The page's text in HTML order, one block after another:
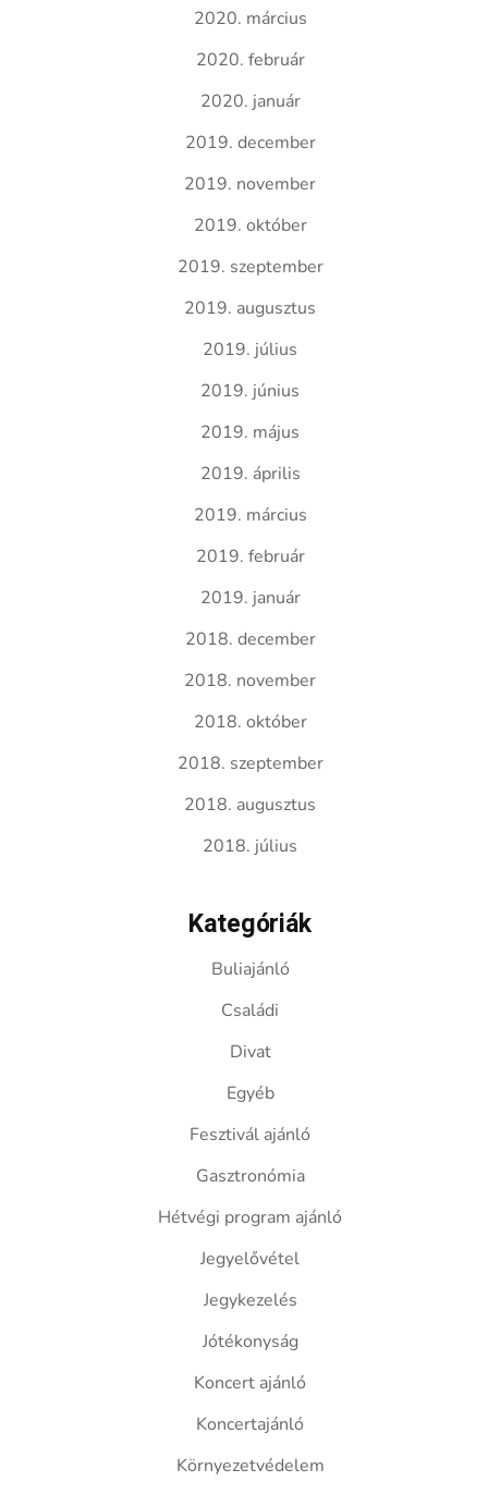
2020. március
2020. február
2020. január
2019. december
2019. november
2019. október
2019. szeptember
2019. augusztus
2019. július
2019. június
2019. május
2019. április
2019. március
2019. február
2019. január
2018. december
2018. november
2018. október
2018. szeptember
2018. augusztus
2018. július
Kategóriák
Buliajánló
Családi
Divat
Egyéb
Fesztivál ajánló
Gasztronómia
Hétvégi program ajánló
Jegyelővétel
Jegykezelés
Jótékonyság
Koncert ajánló
Koncertajánló
Környezetvédelem